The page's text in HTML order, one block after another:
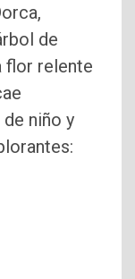
de
flor relente
niño y